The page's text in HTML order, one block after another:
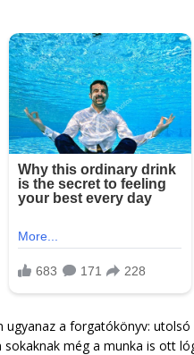
a forgatókönyv:
még a munka is ott